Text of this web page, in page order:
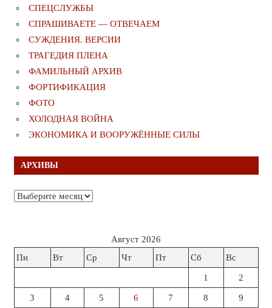
СПЕЦСЛУЖБЫ
СПРАШИВАЕТЕ — ОТВЕЧАЕМ
СУЖДЕНИЯ. ВЕРСИИ
ТРАГЕДИЯ ПЛЕНА
ФАМИЛЬНЫЙ АРХИВ
ФОРТИФИКАЦИЯ
ФОТО
ХОЛОДНАЯ ВОЙНА
ЭКОНОМИКА И ВООРУЖЁННЫЕ СИЛЫ
АРХИВЫ
Архивы
Август 2026
Пн
Вт Ср Чт Пт Сб Вс
1 2
3 4 5 6 7 8 9